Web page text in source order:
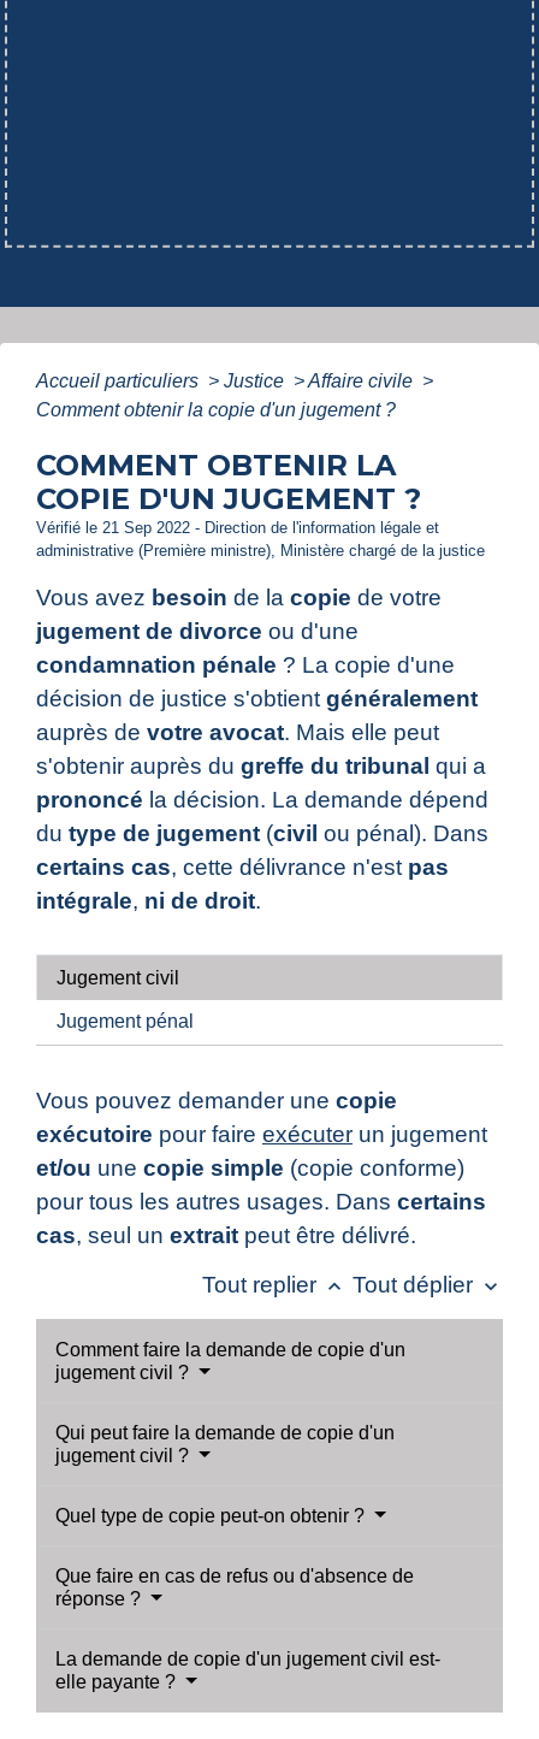
Accueil particuliers > Justice >Affaire civile >
Comment obtenir la copie d'un jugement ?
COMMENT OBTENIR LA
COPIE D'UN JUGEMENT ?
Vérifié le 21 Sep 2022 - Direction de l'information légale et
administrative (Première ministre), Ministère chargé de la justice
Vous avez besoin de la copie de votre
jugement de divorce ou d'une
condamnation pénale ? La copie d'une
décision de justice s'obtientgénéralement
auprès de votre avocat. Mais elle peut
s'obtenir auprès du greffe du tribunal qui a
prononcé la décision. La demande dépend
du type de jugement (civil ou pénal). Dans
certains cas, cette délivrance n'est pas
intégrale, ni de droit.
Jugement civil
Jugement pénal
Vous pouvez demander une copie
exécutoire pour faire exécuter un jugement
et/ou une copie simple (copie conforme)
pour tous les autres usages. Dans certains
cas, seul un extrait peut être délivré.
Tout replier keyboard_arrow_up Tout déplier keyboard_arrow_down
Comment faire la demande de copie d'un
jugement civil ?
Qui peut faire la demande de copie d'un
jugement civil ?
Quel type de copie peut-on obtenir ?
Que faire en cas de refus ou d'absence de
réponse ?
La demande de copie d'un jugement civil est-
elle payante ?